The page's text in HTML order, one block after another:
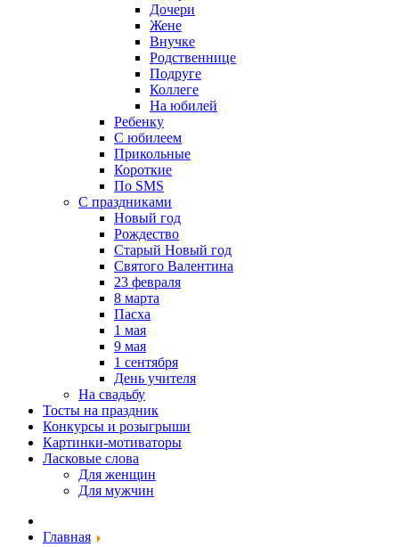
Дочери
Жене
Внучке
Родственнице
Подруге
Коллеге
На юбилей
Ребенку
С юбилеем
Прикольные
Короткие
По SMS
С праздниками
Новый год
Рождество
Старый Новый год
Святого Валентина
23 февраля
8 марта
Пасха
1 мая
9 мая
1 сентября
День учителя
На свадьбу
Тосты на праздник
Конкурсы и розыгрыши
Картинки-мотиваторы
Ласковые слова
Для женщин
Для мужчин
Главная